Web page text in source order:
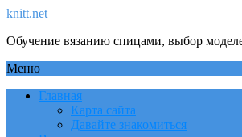
knitt.net
Обучение вязанию спицами, выбор
Меню
Главная
Карта сайта
Давайте знакомиться